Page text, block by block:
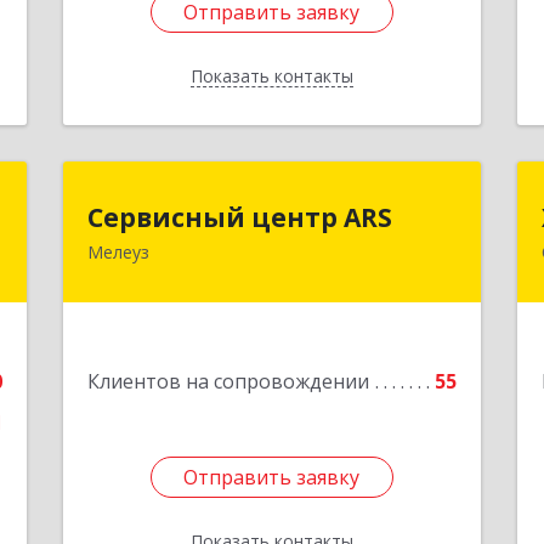
Отправить заявку
Показать контакты
Отправить заявку
Назад
Сервисный центр ARS
Мелеуз
Клиентов на сопровождении 55
Отправить заявку
Сервисный центр ARS
Отправить заявку